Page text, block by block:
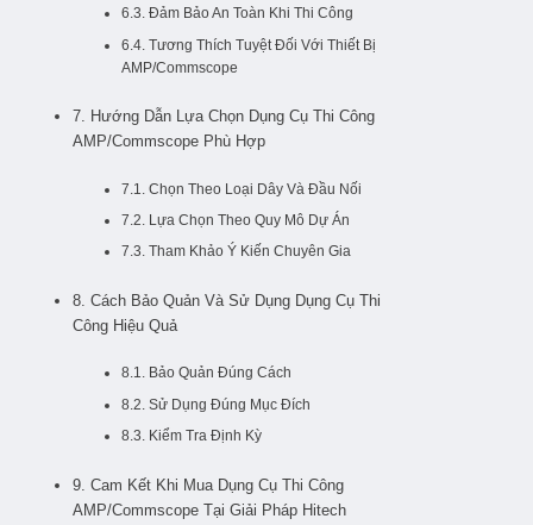
6.3. Đảm Bảo An Toàn Khi Thi Công
6.4. Tương Thích Tuyệt Đối Với Thiết Bị
AMP/Commscope
7. Hướng Dẫn Lựa Chọn Dụng Cụ Thi Công
AMP/Commscope Phù Hợp
7.1. Chọn Theo Loại Dây Và Đầu Nối
7.2. Lựa Chọn Theo Quy Mô Dự Án
7.3. Tham Khảo Ý Kiến Chuyên Gia
8. Cách Bảo Quản Và Sử Dụng Dụng Cụ Thi
Công Hiệu Quả
8.1. Bảo Quản Đúng Cách
8.2. Sử Dụng Đúng Mục Đích
8.3. Kiểm Tra Định Kỳ
9. Cam Kết Khi Mua Dụng Cụ Thi Công
AMP/Commscope Tại Giải Pháp Hitech